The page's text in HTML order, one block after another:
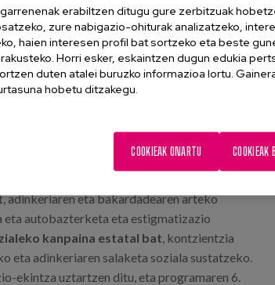
diskriminazio modu gisa, kontakizun
mobilizatzaileekin.
diskriminazio modu espezifiko gisa
gutxiespenean eta gizarte ongizatearen
bi lan ildo osagarritan egituratzen da:
, adinkeriaren eta bakardadearen arteko
eta autobazterketa eta estigmatizazio
kanpaina estatal bat , kontzientzia
adinkeriaren salaketa soziala sustatzeko.
ekintza uztartzen ditu, eta programaren 6.
erabiltzen ditugu gure zerbitzuak
zure nabigazio-ohiturak analizatzeko,
haien interesen profil bat sortzeko eta beste
Horri esker, eskaintzen dugun edukia
duten atalei buruzko informazioa lortu.
hobetu ditzakegu.
COOKIEAK
COOKIEAK ONARTU